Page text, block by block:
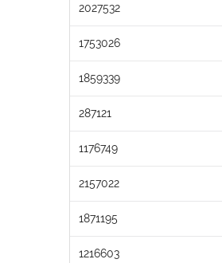
2027532
1753026
1859339
287121
1176749
2157022
1871195
1216603